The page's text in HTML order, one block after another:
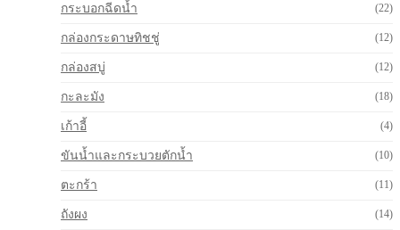
กระบอกฉีดน้ำ (22)
กล่องกระดาษทิชชู่ (12)
กล่องสบู่ (12)
กะละมัง (18)
เก้าอี้ (4)
ขันน้ำและกระบวยตักน้ำ (10)
ตะกร้า (11)
ถังผง (14)